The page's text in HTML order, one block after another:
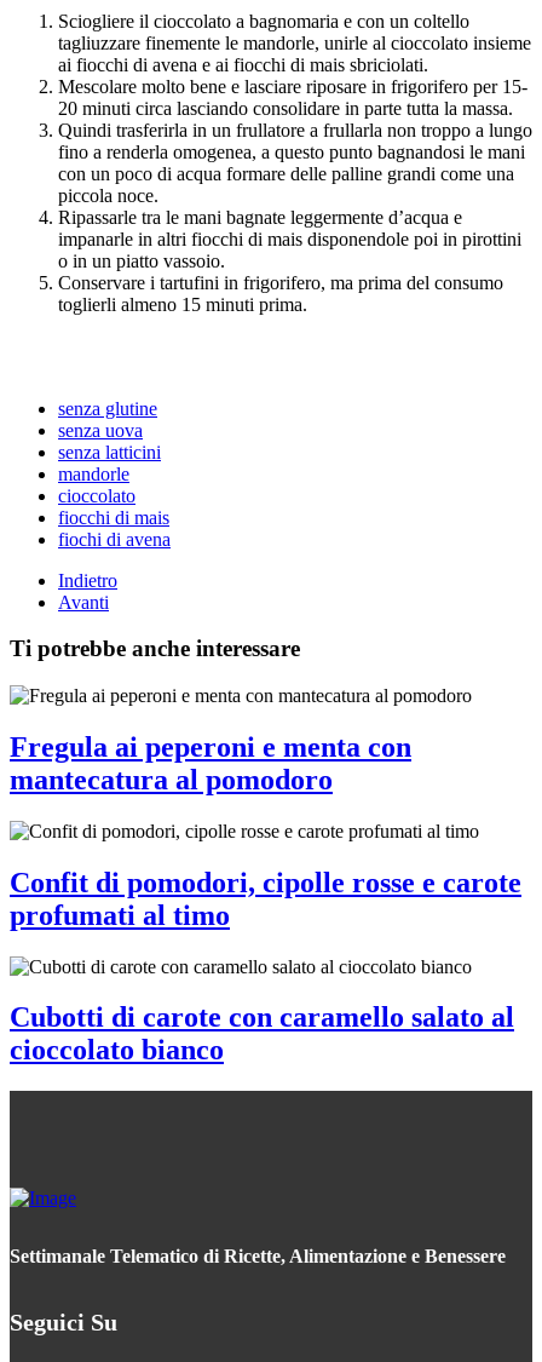
Sciogliere il cioccolato a bagnomaria e con un coltello
tagliuzzare finemente le mandorle, unirle al cioccolato insieme
ai fiocchi di avena e ai fiocchi di mais sbriciolati.
Mescolare molto bene e lasciare riposare in frigorifero per 15-
20 minuti circa lasciando consolidare in parte tutta la massa.
Quindi trasferirla in un frullatore a frullarla non troppo a lungo
fino a renderla omogenea, a questo punto bagnandosi le mani
con un poco di acqua formare delle palline grandi come una
piccola noce.
Ripassarle tra le mani bagnate leggermente d’acqua e
impanarle in altri fiocchi di mais disponendole poi in pirottini
o in un piatto vassoio.
Conservare i tartufini in frigorifero, ma prima del consumo
toglierli almeno 15 minuti prima.
senza glutine
senza uova
senza latticini
mandorle
cioccolato
fiocchi di mais
fiochi di avena
Indietro
Avanti
Ti potrebbe anche interessare
Fregula ai peperoni e menta con
mantecatura al pomodoro
Confit di pomodori, cipolle rosse e carote
profumati al timo
Cubotti di carote con caramello salato al
cioccolato bianco
Settimanale Telematico di Ricette, Alimentazione e Benessere
Seguici Su